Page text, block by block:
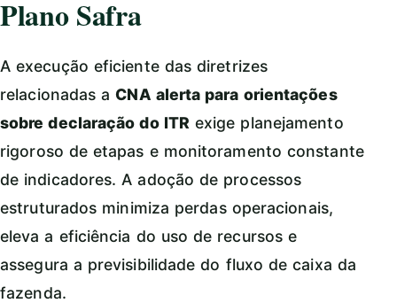
Plano Safra
A execução eficiente das diretrizes
relacionadas aCNA alerta para orientações
sobre declaração do ITR exige planejamento
rigoroso de etapas e monitoramento constante
de indicadores. A adoção de processos
estruturados minimiza perdas operacionais,
eleva a eficiência do uso de recursos e
assegura a previsibilidade do fluxo de caixa da
fazenda.